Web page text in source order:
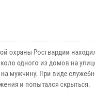
охраны Росгвардии
одного из домов на
мужчину. При виде
и попытался скрыться.